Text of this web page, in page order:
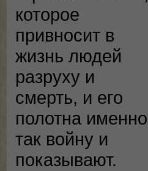
которое
привносит в
жизнь людей
разруху и
смерть, и его
полотна именно
так войну и
показывают.